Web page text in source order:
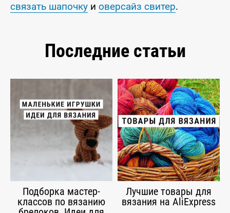
связать шапочку и оверсайз свитер.
Последние статьи
Подборка мастер-
классов по вязанию
Лучшие товары для
вязания на AliExpress